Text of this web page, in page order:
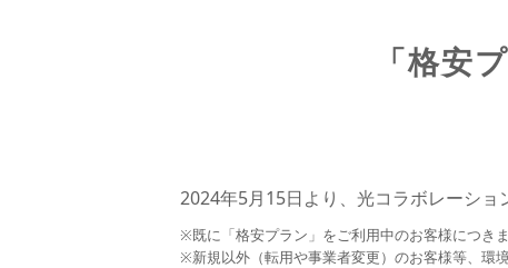
「格安
2024年5月15日より、光コラボレーショ
※既に「格安プラン」をご利用中のお客様につき
※新規以外（転用や事業者変更）のお客様等、環